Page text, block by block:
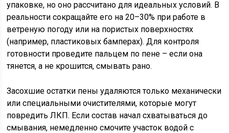
упаковке, но оно рассчитано для идеальных условий. В
реальности сокращайте его на 20–30% при работе в
ветреную погоду или на пористых поверхностях
(например, пластиковых бамперах). Для контроля
готовности проведите пальцем по пене – если она
тянется, а не крошится, смывать рано.
Засохшие остатки пены удаляются только механически
или специальными очистителями, которые могут
повредить ЛКП. Если состав начал схватываться до
смывания, немедленно смочите участок водой с